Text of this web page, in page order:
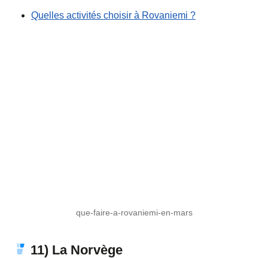
Quelles activités choisir à Rovaniemi ?
que-faire-a-rovaniemi-en-mars
11) La Norvège